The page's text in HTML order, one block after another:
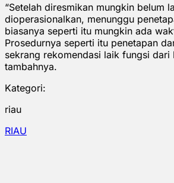
“Setelah diresmikan mungkin belum
dioperasionalkan, menunggu
biasanya seperti itu mungkin ada
Prosedurnya seperti itu penetapan
sekrang rekomendasi laik fungsi dari
tambahnya.
Kategori:
riau
RIAU